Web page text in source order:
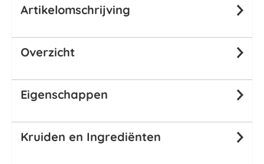
Artikelomschrijving
Overzicht
Eigenschappen
Kruiden en Ingrediënten